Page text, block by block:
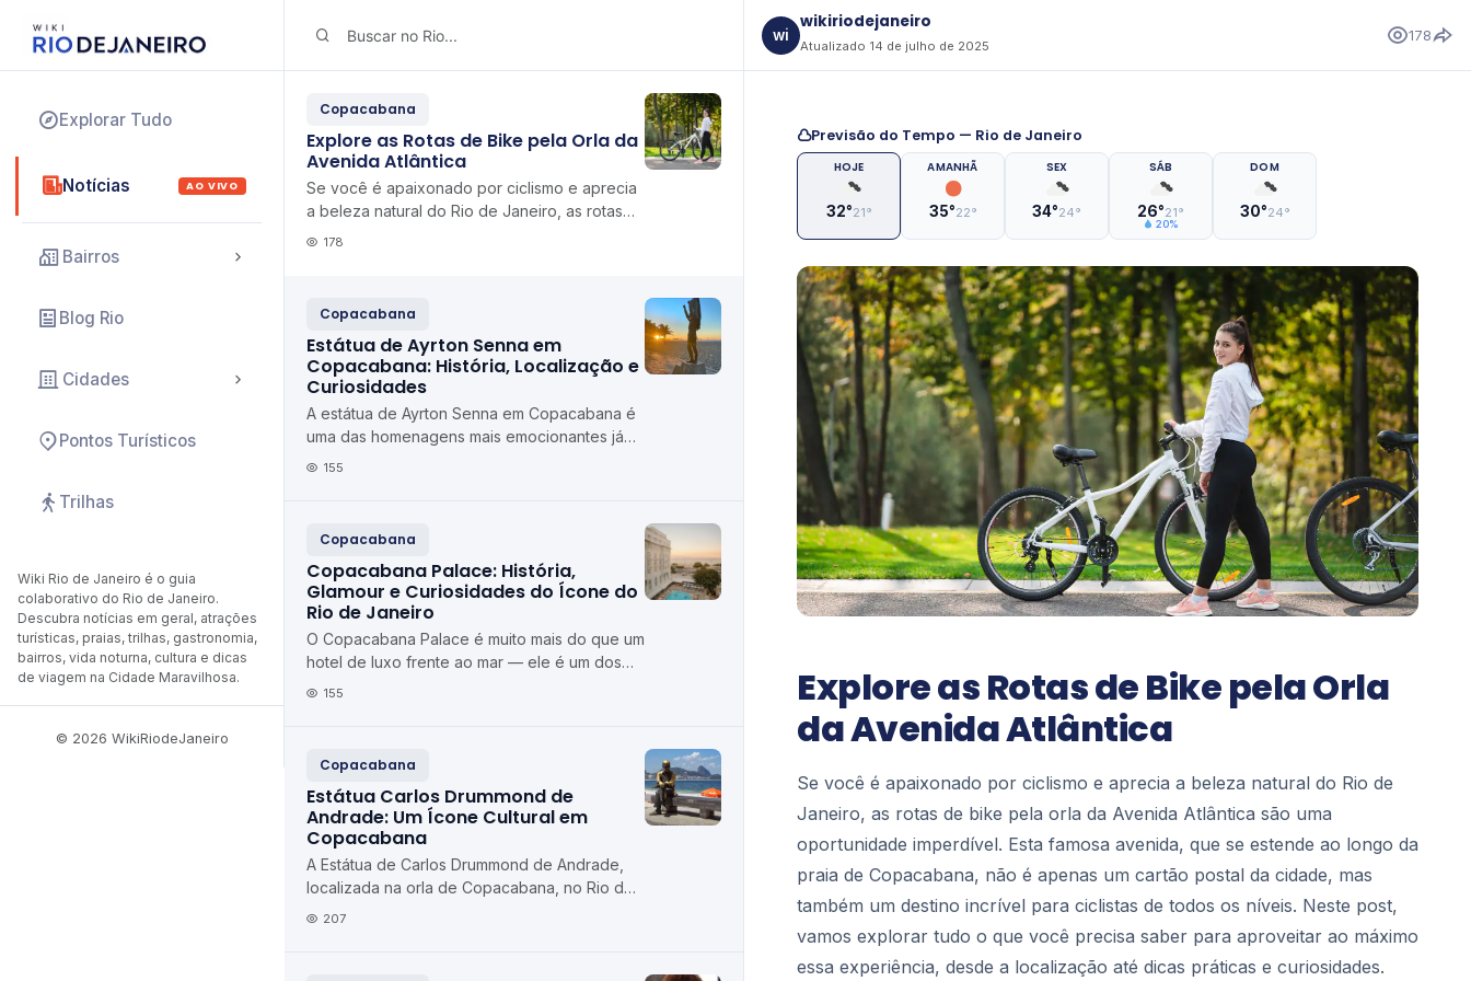
Explorar Tudo
Notícias AO VIVO
Bairros
Blog Rio
Cidades
Pontos Turísticos
Trilhas
Wiki Rio de Janeiro é o guia
colaborativo do Rio de Janeiro.
Descubra notícias em geral, atrações
turísticas, praias, trilhas, gastronomia,
bairros, vida noturna, cultura e dicas
de viagem na Cidade Maravilhosa.
© 2026 WikiRiodeJaneiro
Copacabana
Explore as Rotas de Bike pela Orla da
Avenida Atlântica
Se você é apaixonado por ciclismo e aprecia
a beleza natural do Rio de Janeiro, as rotas
de bike pela orla da Avenida Atlântica são uma
178
Copacabana
Estátua de Ayrton Senna em
Copacabana: História, Localização e
Curiosidades
A estátua de Ayrton Senna em Copacabana é
uma das homenagens mais emocionantes já
feitas ao tricampeão mundial de Fórmula 1 no
155
Copacabana
Copacabana Palace: História,
Glamour e Curiosidades do Ícone do
Rio de Janeiro
O Copacabana Palace é muito mais do que um
hotel de luxo frente ao mar — ele é um dos
símbolos mais reconhecidos do Rio de
155
Copacabana
Estátua Carlos Drummond de
Andrade: Um Ícone Cultural em
Copacabana
A Estátua de Carlos Drummond de Andrade,
localizada na orla de Copacabana, no Rio de
Janeiro, é mais do que uma homenagem a um
207
wi
wikiriodejaneiro
Atualizado 14 de julho de 2025
178
Previsão do Tempo — Rio de Janeiro
HOJE
32°21°
AMANHÃ
35°22°
SEX
34°24°
SÁB
26°21°
20%
DOM
30°24°
Explore as Rotas de Bike pela Orla
da Avenida Atlântica
Se você é apaixonado por ciclismo e aprecia a beleza natural do Rio de
Janeiro, as rotas de bike pela orla da Avenida Atlântica são uma
oportunidade imperdível. Esta famosa avenida, que se estende ao longo da
praia de Copacabana, não é apenas um cartão postal da cidade, mas
também um destino incrível para ciclistas de todos os níveis. Neste post,
vamos explorar tudo o que você precisa saber para aproveitar ao máximo
essa experiência, desde a localização até dicas práticas e curiosidades.